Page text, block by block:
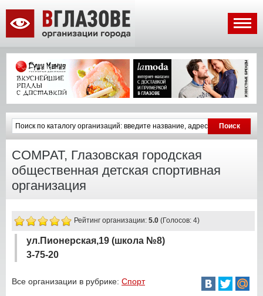
СОМРАТ, Глазовская городская
общественная детская спортивная
организация
Рейтинг организации: 5.0 (Голосов: 4)
ул.Пионерская,19 (школа №8)
3-75-20
Все организации в рубрике: Спорт